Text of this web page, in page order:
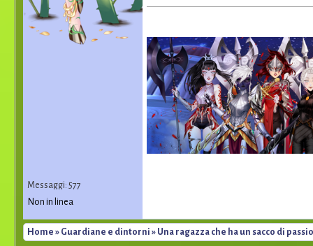
Messaggi: 577
Non in linea
Home » Guardiane e dintorni » Una ragazza che ha un sacco di